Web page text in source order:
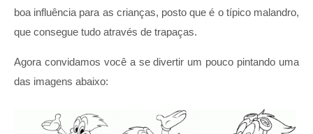
boa influência para as crianças, posto que é o típico malandro,
que consegue tudo através de trapaças.
Agora convidamos você a se divertir um pouco pintando uma
das imagens abaixo: